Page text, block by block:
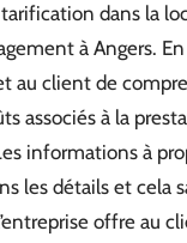
dans la
à Angers.
au client de
associés à la
informations à
les détails et cela
offre au